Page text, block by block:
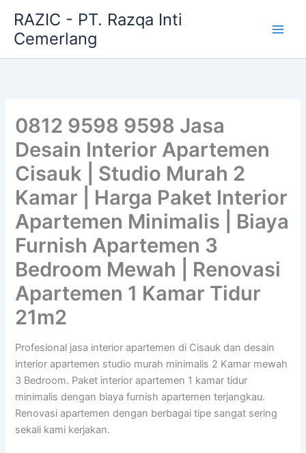
content
RAZIC - PT. Razqa Inti
Cemerlang
0812 9598 9598 Jasa
Desain Interior Apartemen
Cisauk | Studio Murah 2
Kamar | Harga Paket Interior
Apartemen Minimalis | Biaya
Furnish Apartemen 3
Bedroom Mewah | Renovasi
Apartemen 1 Kamar Tidur
21m2
Profesional jasa interior apartemen di Cisauk dan desain
interior apartemen studio murah minimalis 2 Kamar mewah
3 Bedroom. Paket interior apartemen 1 kamar tidur
minimalis dengan biaya furnish apartemen terjangkau.
Renovasi apartemen dengan berbagai tipe sangat sering
sekali kami kerjakan.